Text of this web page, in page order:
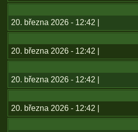
20. března 2026 - 12:42 |
20. března 2026 - 12:42 |
20. března 2026 - 12:42 |
20. března 2026 - 12:42 |